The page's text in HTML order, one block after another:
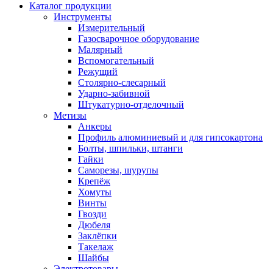
Каталог продукции
Инструменты
Измерительный
Газосварочное оборудование
Малярный
Вспомогательный
Режущий
Столярно-слесарный
Ударно-забивной
Штукатурно-отделочный
Метизы
Анкеры
Профиль алюминиевый и для гипсокартона
Болты, шпильки, штанги
Гайки
Саморезы, шурупы
Крепёж
Хомуты
Винты
Гвозди
Дюбеля
Заклёпки
Такелаж
Шайбы